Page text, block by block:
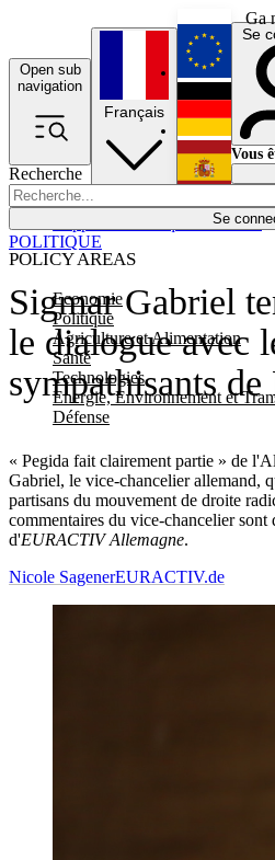
Ga
Open sub
navigation
Recherche
Se
POLICY AREAS
Economie
Politique
Agriculture et Alimentation
Santé
Technologies
Energie, Environnement et
Défense
Économie
Français
English
Se
Vous
Sigmar Gabriel
le dialogue avec
sympathisants de
« Pegida fait clairement partie » de
Gabriel, le vice-chancelier allemand,
partisans du mouvement de droite
commentaires du vice-chancelier
d'EURACTIVAllemagne.
POLITIQUE
Nicole SagenerEURACTIV.de